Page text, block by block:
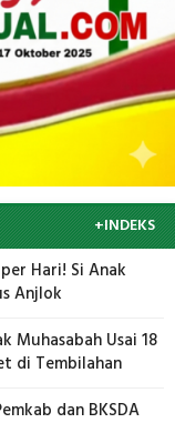
+INDEKS
Hari! Si Anak
Anjlok
Muhasabah Usai 18
Serangan Monyet di Tembilahan
dan BKSDA